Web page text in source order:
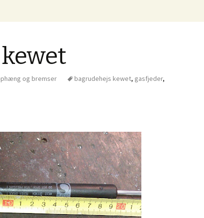
= Knud Erik Westergaard Elektrisk Transport
og bremser bagrudehejs kewet, gasfjeder,